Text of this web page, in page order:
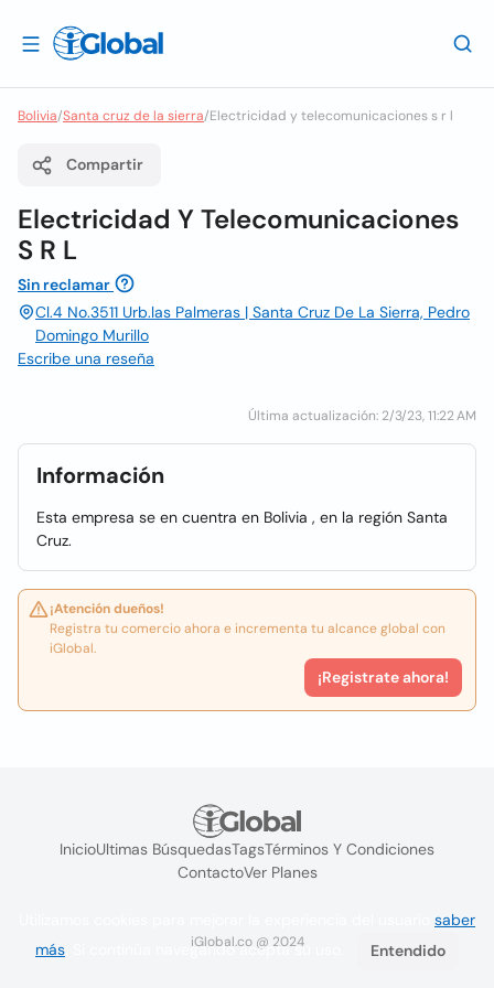
Bolivia/Santa cruz de la sierra/Electricidad y telecomunicaciones s r l
Compartir
Electricidad Y Telecomunicaciones
S R L
Sin reclamar
Cl.4 No.3511 Urb.las Palmeras | Santa Cruz De La Sierra, Pedro
Domingo Murillo
Escribe una reseña
Última actualización: 2/3/23, 11:22 AM
Información
Esta empresa se en cuentra en Bolivia , en la región Santa
Cruz.
¡Atención dueños!
Registra tu comercio ahora e incrementa tu alcance global con
iGlobal.
¡Registrate ahora!
InicioUltimas BúsquedasTagsTérminos Y Condiciones
ContactoVer Planes
iGlobal.co @ 2024
saber
más . Si continúa navegando acepta su uso. Entendido